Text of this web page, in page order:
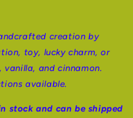
creation by
toy, lucky charm, or
and cinnamon.
available.
stock and can be shipped